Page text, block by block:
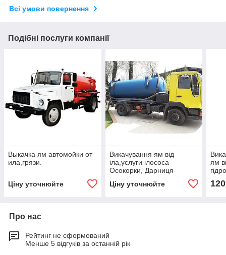
Всі умови повернення
Подібні послуги компанії
Выкачка ям автомойки от
ила,грязи.
Ціну уточнюйте
Викачування ям від
іла,услуги ілососа
Осокорки, Дарниця
Ціну уточнюйте
ям
120
Про нас
Рейтинг не сформований
Менше 5 відгуків за останній рік